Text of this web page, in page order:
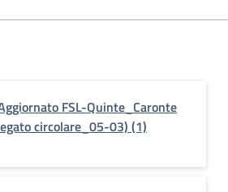
FSL-Quinte_Caronte
circolare_05-03) (1)